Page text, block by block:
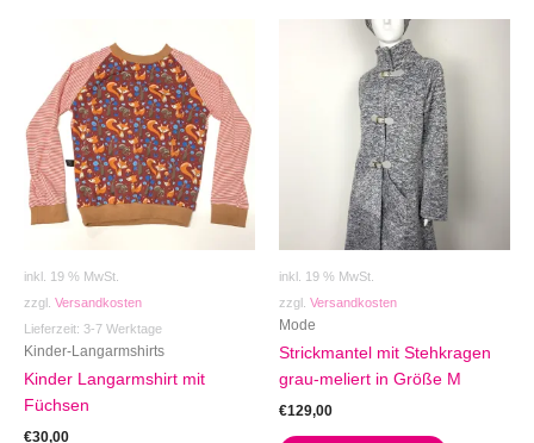
inkl. 19 % MwSt.
zzgl. Versandkosten
Lieferzeit: 3-7 Werktage
Kinder-Langarmshirts
Kinder Langarmshirt mit
Füchsen
€30,00
inkl. 19 % MwSt.
zzgl. Versandkosten
Mode
Strickmantel mit Stehkragen
grau-meliert in Größe M
€129,00